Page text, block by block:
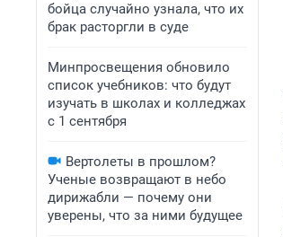
бойца случайно узнала, что их
брак расторгли в суде
Минпросвещения обновило
список учебников: что будут
изучать в школах и колледжах
с 1 сентября
Вертолеты в прошлом?
Ученые возвращают в небо
дирижабли — почему они
уверены, что за ними будущее